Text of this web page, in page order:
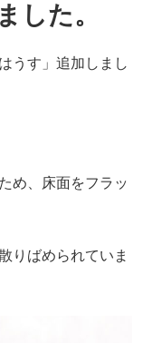
した。
うす」追加しまし
め、床面をフラッ
りばめられていま